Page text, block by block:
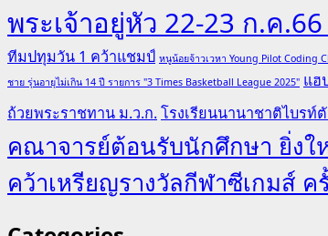
พระเจ้าอยู่หัว 22-23 ก.ค
ทีมปทุมวัน 1 คว้าแชมป์ หนูน้อยจ้าวเวหา Young Pilot Coding
ชาย รุ่นอายุไม่เกิน 14 ปี รายการ "3 Times Basketball League 2025" แฮ
ถ้วยพระราชทาน ม.ว.ก.โรงเรียนนานาชาติไบรท์
คณาจารย์ต้อนรับนักศึกษา ยิ่งใ
คว้าเหรียญรางวัลกีฬาซีเกมส์ ค